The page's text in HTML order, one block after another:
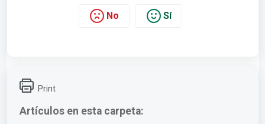
No Sí
Print
Artículos en esta carpeta: